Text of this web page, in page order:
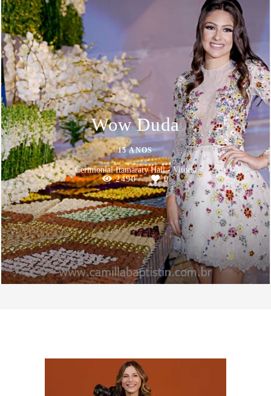
Wow Duda
15 ANOS
Cerimonial Itamaraty Hall - Vitoria
2490
0